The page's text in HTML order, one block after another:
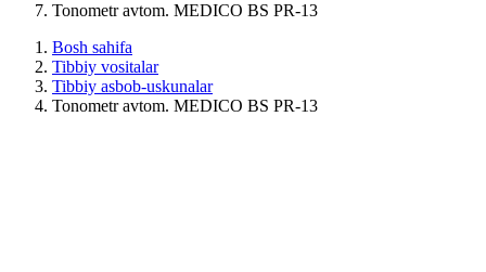
Tonometr avtom. MEDICO BS PR-13
Bosh sahifa
Tibbiy vositalar
Tibbiy asbob-uskunalar
Tonometr avtom. MEDICO BS PR-13